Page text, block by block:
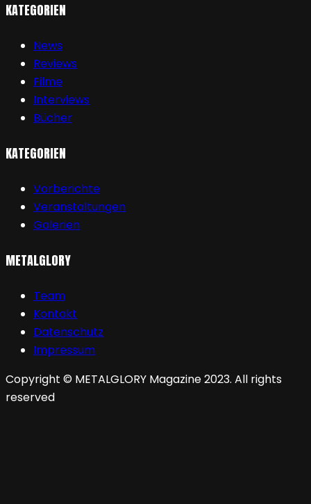
KATEGORIEN
News
Reviews
Filme
Interviews
Bücher
KATEGORIEN
Vorberichte
Veranstaltungen
Galerien
METALGLORY
Team
Kontakt
Datenschutz
Impressum
Copyright © METALGLORY Magazine 2023. All rights
reserved